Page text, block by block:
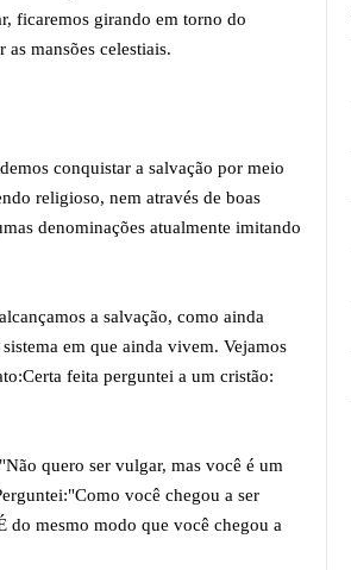
ficaremos girando em torno do
as mansões celestiais.
conquistar a salvação por meio
religioso, nem através de boas
denominações atualmente imitando
a salvação, como ainda
em que ainda vivem. Vejamos
feita perguntei a um cristão:
quero ser vulgar, mas você é um
você chegou a ser
do mesmo modo que você chegou a